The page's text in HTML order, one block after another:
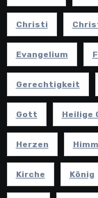
Christi
Evangelium
Gerechtigkeit
Gott Heilige
Herzen
Kirche König